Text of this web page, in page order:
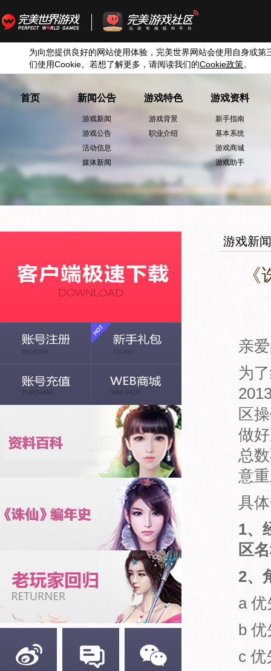
为向您提供良好的网站使用体验，完美世界网站会使用自身或第
们使用Cookie。若想了解更多，请阅读我们的Cookie政策。
首页 新闻公告
游戏新闻
游戏公告
活动信息
媒体新闻
游戏特色
游戏背景
职业介绍
游戏资料
新手指南
基本系统
游戏商城
游戏助手
游戏新闻
亲
为
区
做
总
意
具
1、
区
2、
a
b
c 优